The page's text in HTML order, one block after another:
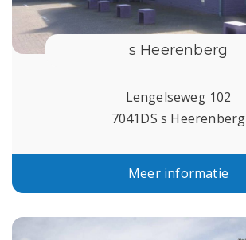
s Heerenberg
Lengelseweg 102
7041DS s Heerenberg
Meer informatie